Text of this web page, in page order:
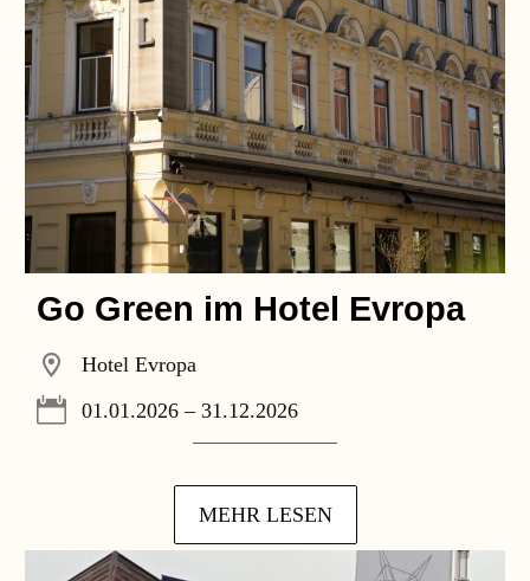
Go Green im Hotel Evropa
Hotel Evropa
01.01.2026 – 31.12.2026
MEHR LESEN